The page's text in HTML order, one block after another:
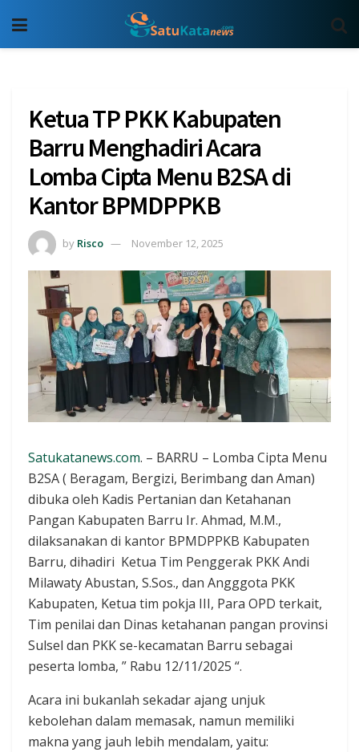
Ketua TP PKK Kabupaten
Barru Menghadiri Acara
Lomba Cipta Menu B2SA di
Kantor BPMDPPKB
by Risco November 12, 2025
Satukatanews.com. – BARRU – Lomba Cipta Menu
B2SA ( Beragam, Bergizi, Berimbang dan Aman)
dibuka oleh Kadis Pertanian dan Ketahanan
Pangan Kabupaten Barru Ir. Ahmad, M.M.,
dilaksanakan di kantor BPMDPPKB Kabupaten
Barru, dihadiri Ketua Tim Penggerak PKK Andi
Milawaty Abustan, S.Sos., dan Angggota PKK
Kabupaten, Ketua tim pokja III, Para OPD terkait,
Tim penilai dan Dinas ketahanan pangan provinsi
Sulsel dan PKK se-kecamatan Barru sebagai
peserta lomba, ” Rabu 12/11/2025 “.
Acara ini bukanlah sekadar ajang unjuk
kebolehan dalam memasak, namun memiliki
makna yang jauh lebih mendalam, yaitu: